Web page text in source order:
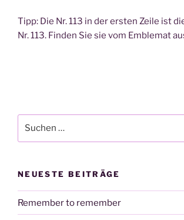
Tipp: Die Nr. 113 in der ersten Zeile ist
Nr. 113. Finden Sie sie vom Emblemat
nach:
NEUESTE BEITRÄGE
Remember to remember